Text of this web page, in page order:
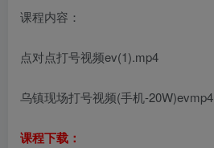
课程内容：
点对点打号视频ev(1).mp4
乌镇现场打号视频(手机-20W)evmp4
课程下载：